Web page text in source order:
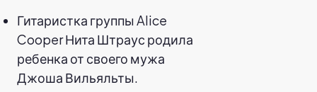
Гитаристка группы Alice
Cooper Нита Штраус родила
ребенка от своего мужа
Джоша Вильяльты.